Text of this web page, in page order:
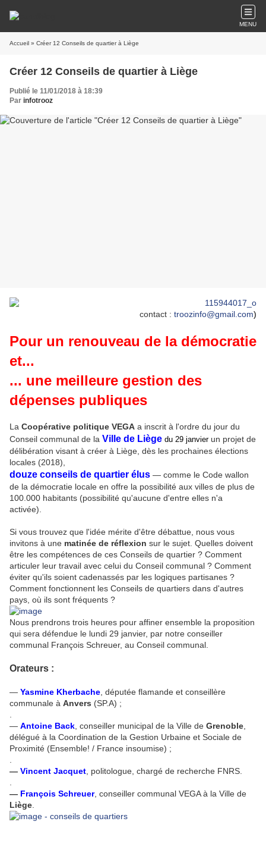
MENU
Accueil » Créer 12 Conseils de quartier à Liège
Créer 12 Conseils de quartier à Liège
Publié le 11/01/2018 à 18:39
Par infotrooz
contact : troozinfo@gmail.com)
Pour un renouveau de la démocratie
et...
... une meilleure gestion des
dépenses publiques
La Coopérative politique VEGA a inscrit à l'ordre du jour du
Conseil communal de la Ville de Liège du 29 janvier un projet de
délibération visant à créer à Liège, dès les prochaines élections
locales (2018),
douze conseils de quartier élus — comme le Code wallon
de la démocratie locale en offre la possibilité aux villes de plus de
100.000 habitants (possibilité qu'aucune d'entre elles n'a
activée).
Si vous trouvez que l'idée mérite d'être débattue, nous vous
invitons à une matinée de réflexion sur le sujet. Quelles doivent
être les compétences de ces Conseils de quartier ? Comment
articuler leur travail avec celui du Conseil communal ? Comment
éviter qu'ils soient cadenassés par les logiques partisanes ?
Comment fonctionnent les Conseils de quartiers dans d'autres
pays, où ils sont fréquents ?
Nous prendrons trois heures pour affiner ensemble la proposition
qui sera défendue le lundi 29 janvier, par notre conseiller
communal François Schreuer, au Conseil communal.
Orateurs :
— Yasmine Kherbache , députée flamande et conseillère
communale à Anvers (SP.A) ;
— Antoine Back , conseiller municipal de la Ville de Grenoble
délégué à la Coordination de la Gestion Urbaine et Sociale de
Proximité (Ensemble! / France insoumise) ;
— Vincent Jacquet , politologue, chargé de recherche FNRS.
— François Schreuer, conseiller communal VEGA à la Ville de
Liège